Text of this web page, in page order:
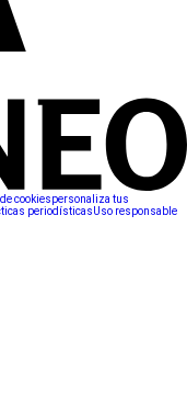
cookiespersonaliza tus
periodísticasUso responsable